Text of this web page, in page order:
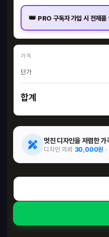
👑 PRO 구독자 가입 시 전제
가격
단가
합계
멋진 디자인을 저렴한
디자인 의뢰 30,000원